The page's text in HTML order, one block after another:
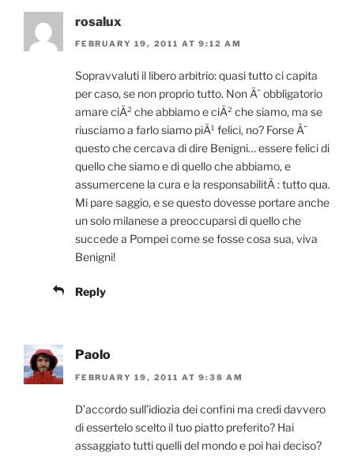
rosalux
FEBRUARY 19, 2011 AT 9:12 AM
Sopravvaluti il libero arbitrio: quasi tutto ci capita
per caso, se non proprio tutto. Non Ã¨ obbligatorio
amare ciÃ² che abbiamo e ciÃ² che siamo, ma se
riusciamo a farlo siamo piÃ¹ felici, no? Forse Ã¨
questo che cercava di dire Benigni… essere felici di
quello che siamo e di quello che abbiamo, e
assumercene la cura e la responsabilitÃ : tutto qua.
Mi pare saggio, e se questo dovesse portare anche
un solo milanese a preoccuparsi di quello che
succede a Pompei come se fosse cosa sua, viva
Benigni!
Reply
Paolo
FEBRUARY 19, 2011 AT 9:38 AM
D’accordo sull’idiozia dei confini ma credi davvero
di essertelo scelto il tuo piatto preferito? Hai
assaggiato tutti quelli del mondo e poi hai deciso?